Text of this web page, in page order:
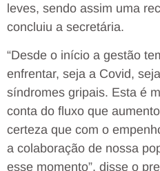
leves, sendo assim uma
concluiu a secretária.
“Desde o início a gestão
enfrentar, seja a Covid,
síndromes gripais. Esta é
conta do fluxo que
certeza que com o
a colaboração de nossa
esse momento”, disse o